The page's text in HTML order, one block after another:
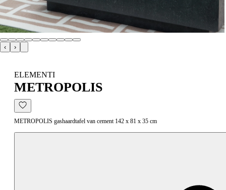
‹ ›
ELEMENTI
METROPOLIS
METROPOLIS gashaardtafel van cement 142 x 81 x 35 cm